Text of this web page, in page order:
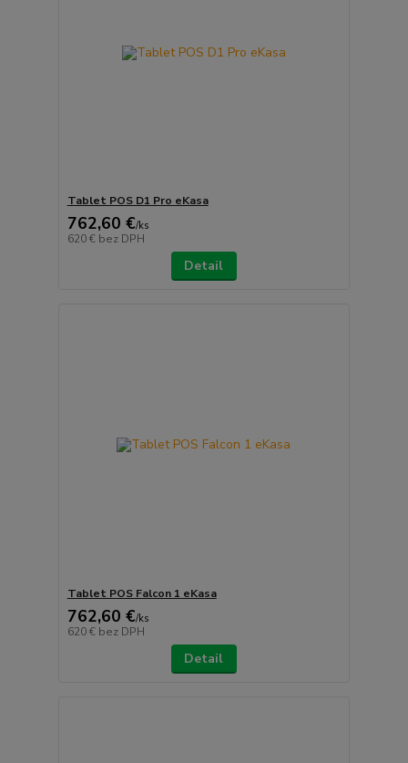
Tablet POS D1 Pro eKasa
762,60 €/ks
620 € bez DPH
Detail
Tablet POS Falcon 1 eKasa
762,60 €/ks
620 € bez DPH
Detail